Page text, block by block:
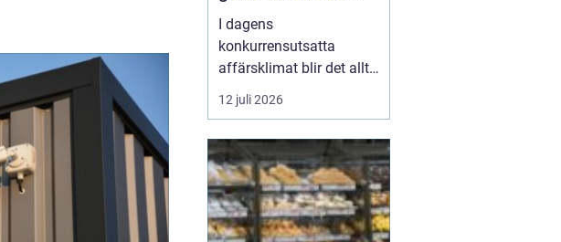
redovisning i
Stockholm
I dagens
konkurrensutsatta
affärsklimat blir det allt
viktigare att ha en
redovisningsbyrå i
bara kan sköta den
traditionella bokföringen,
utan också kan erbjuda
mervärde genom
12 juli 2026